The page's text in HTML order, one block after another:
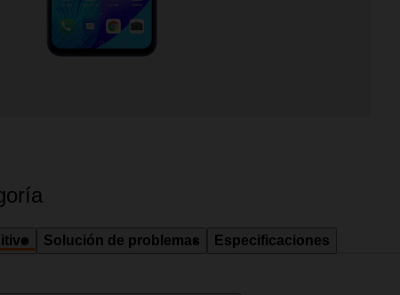
Solución de problemas Especificaciones